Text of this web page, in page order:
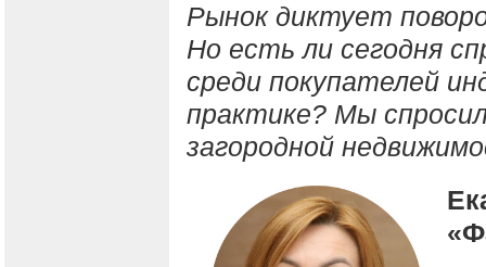
Рынок диктует
Но есть ли сегодня
среди покупателей
практике? Мы
загородной